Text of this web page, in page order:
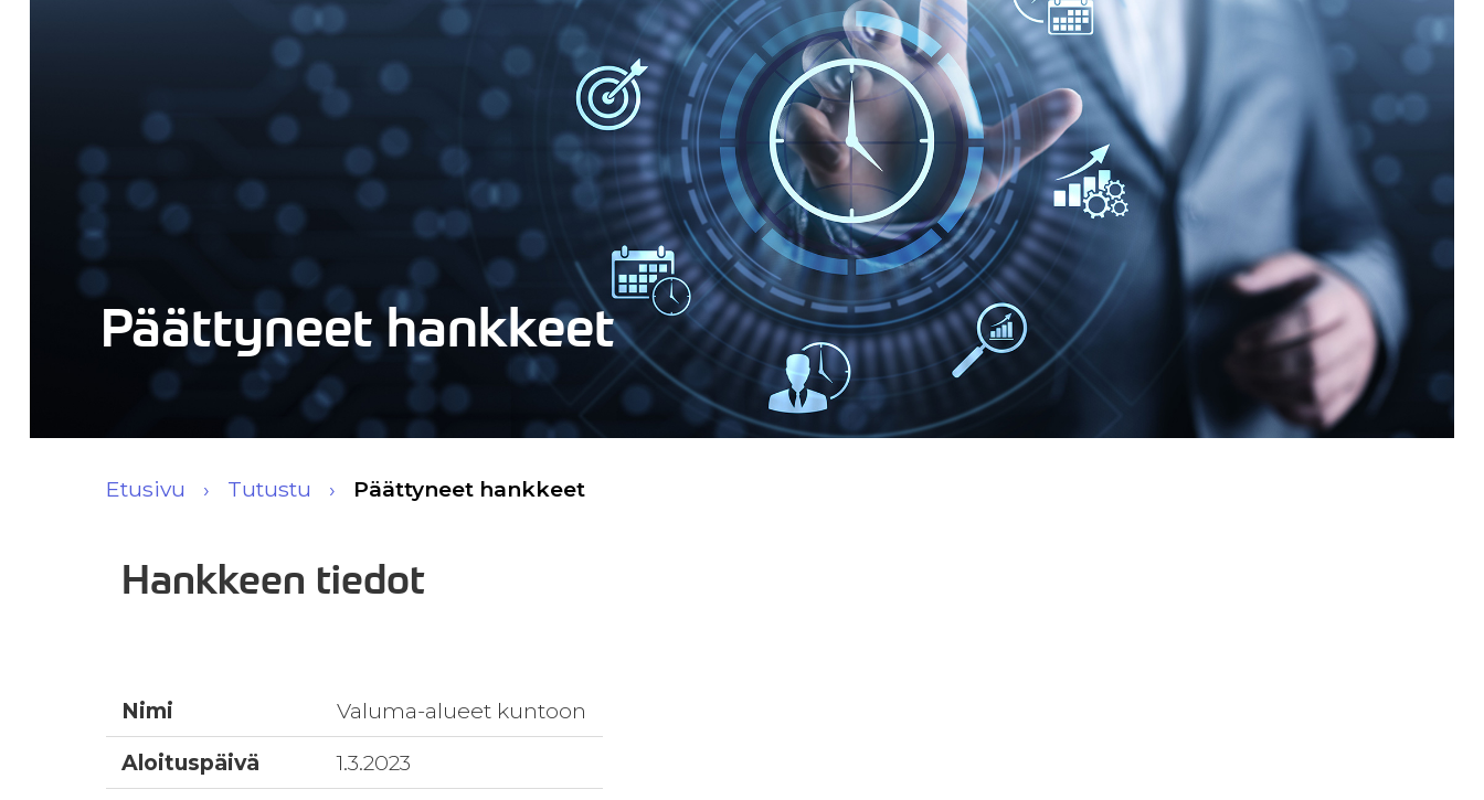
Päättyneet hankkeet
Etusivu Tutustu Päättyneet hankkeet
Hankkeen tiedot
Nimi
Valuma-alueet kuntoon
Aloituspäivä
1.3.2023